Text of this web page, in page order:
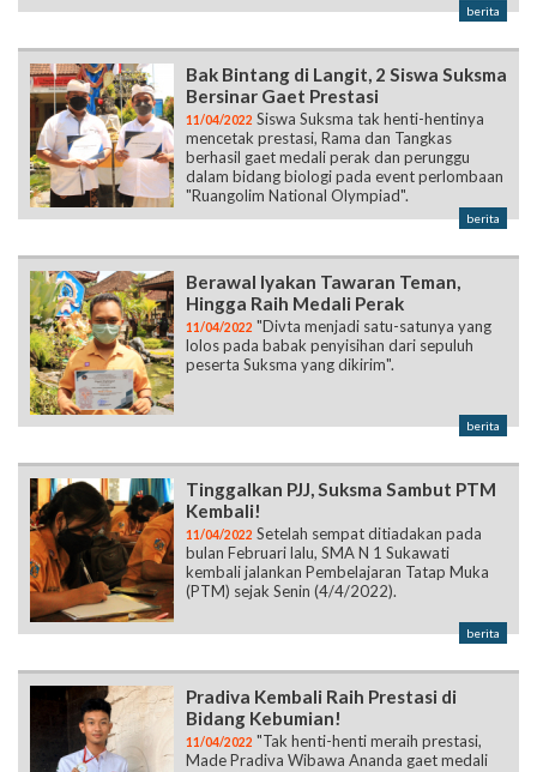
berita
Bak Bintang di Langit, 2 Siswa Suksma
Bersinar Gaet Prestasi
11/04/2022 Siswa Suksma tak henti-hentinya
mencetak prestasi, Rama dan Tangkas
berhasil gaet medali perak dan perunggu
dalam bidang biologi pada event perlombaan
"Ruangolim National Olympiad".
berita
Berawal Iyakan Tawaran Teman,
Hingga Raih Medali Perak
11/04/2022 "Divta menjadi satu-satunya yang
lolos pada babak penyisihan dari sepuluh
peserta Suksma yang dikirim".
berita
Tinggalkan PJJ, Suksma Sambut PTM
Kembali!
11/04/2022 Setelah sempat ditiadakan pada
bulan Februari lalu, SMA N 1 Sukawati
kembali jalankan Pembelajaran Tatap Muka
(PTM) sejak Senin (4/4/2022).
berita
Pradiva Kembali Raih Prestasi di
Bidang Kebumian!
11/04/2022 "Tak henti-henti meraih prestasi,
Made Pradiva Wibawa Ananda gaet medali